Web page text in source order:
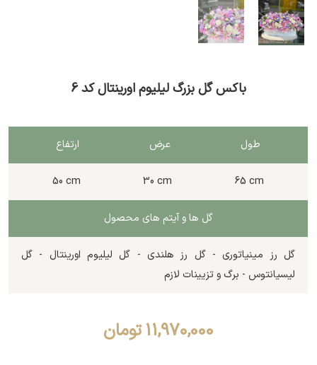
باکس گل بزرگ لیلیوم اورینتال کد 6
طول عرض ارتفاع
50 cm 30 cm 65 cm
گل ها و آیتم های محصول
گل رز مینیاتوری - گل رز هلندی - گل لیلیوم اورینتال - گل
لیسیانتوس - برگ و تزیینات لازم
11,970,000 تومان